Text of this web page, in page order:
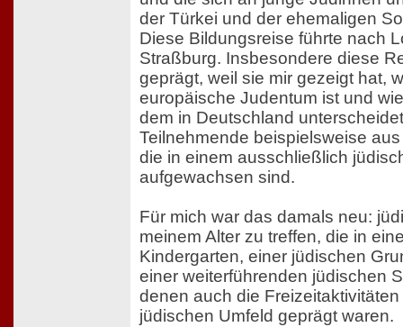
der Türkei und der ehemaligen
Diese Bildungsreise führte nach
Straßburg. Insbesondere diese
geprägt, weil sie mir gezeigt hat,
europäische Judentum ist und
dem in Deutschland
Teilnehmende beispielsweise
die in einem ausschließlich
aufgewachsen sind.
Für mich war das damals neu:
meinem Alter zu treffen, die in
Kindergarten, einer jüdischen
einer weiterführenden jüdischen
denen auch die
jüdischen Umfeld geprägt waren.